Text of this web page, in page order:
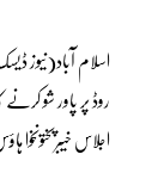
اسلام
روڈ پر پاور شو کرنے
اجلاس